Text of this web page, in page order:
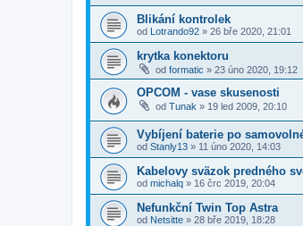
Blikání kontrolek
od Lotrando92 » 26 bře 2020, 21:01
krytka konektoru
od formatic » 23 úno 2020, 19:12
OPCOM - vase skusenosti
od Tunak » 19 led 2009, 20:10
Vybíjení baterie po
od Stanly13 » 11 úno 2020, 14:03
Kabelovy sväzok predného
od michalq » 16 črc 2019, 20:04
Nefunkční Twin Top Astra
od Netsitte » 28 bře 2019, 18:28